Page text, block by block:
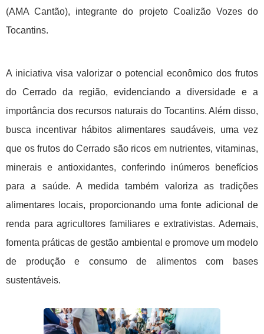
(AMA Cantão), integrante do projeto Coalizão Vozes do
Tocantins.
A iniciativa visa valorizar o potencial econômico dos frutos
do Cerrado da região, evidenciando a diversidade e a
importância dos recursos naturais do Tocantins. Além disso,
busca incentivar hábitos alimentares saudáveis, uma vez
que os frutos do Cerrado são ricos em nutrientes, vitaminas,
minerais e antioxidantes, conferindo inúmeros benefícios
para a saúde. A medida também valoriza as tradições
alimentares locais, proporcionando uma fonte adicional de
renda para agricultores familiares e extrativistas. Ademais,
fomenta práticas de gestão ambiental e promove um modelo
de produção e consumo de alimentos com bases
sustentáveis.